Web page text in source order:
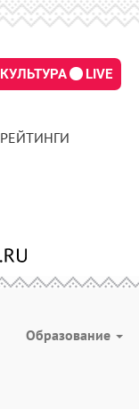
КУЛЬТУРА LIVE
РЕЙТИНГИ
Образование